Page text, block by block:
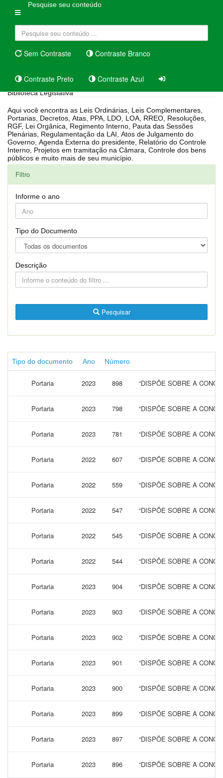
Pesquise seu conteúdo
Sem Contraste Contraste Branco
Contraste Preto Contraste Azul
Biblioteca Legislativa
Aqui você encontra as Leis Ordinárias, Leis Complementares,
Portarias, Decretos, Atas, PPA, LDO, LOA, RREO, Resoluções,
RGF, Lei Orgânica, Regimento Interno, Pauta das Sessões
Plenárias, Regulamentação da LAI, Atos de Julgamento do
Governo, Agenda Externa do presidente, Relatório do Controle
Interno, Projetos em tramitação na Câmara, Controle dos bens
públicos e muito mais de seu município.
Filtro
Informe o ano
Tipo do Documento
Descrição
Pesquisar
Tipo do documento Ano Número
Portaria 2023 898 “DISPÕE SOBRE A
Portaria 2023 798 “DISPÕE SOBRE A
Portaria 2023 781 “DISPÕE SOBRE A
Portaria 2022 607 “DISPÕE SOBRE A
Portaria 2022 559 “DISPÕE SOBRE A
Portaria 2022 547 “DISPÕE SOBRE A
Portaria 2022 545 “DISPÕE SOBRE A
Portaria 2022 544 “DISPÕE SOBRE A
Portaria 2023 904 “DISPÕE SOBRE A
Portaria 2023 903 “DISPÕE SOBRE A
Portaria 2023 902 “DISPÕE SOBRE A
Portaria 2023 901 “DISPÕE SOBRE A
Portaria 2023 900 “DISPÕE SOBRE A
Portaria 2023 899 “DISPÕE SOBRE A
Portaria 2023 897 “DISPÕE SOBRE A
Portaria 2023 896 “DISPÕE SOBRE A